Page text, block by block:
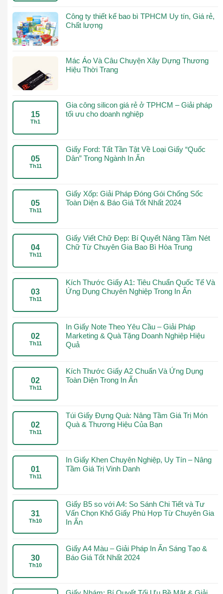
Công ty thiết kế bao bì TPHCM Uy tín, Giá rẻ,
Chất lượng
Mác Áo Và Câu Chuyện Xây Dựng Thương
Hiệu Thời Trang
15
Th1
Gia công silicon giá rẻ ở TPHCM – Giải pháp
tối ưu cho doanh nghiệp
05
Th11
Giấy Ford: Tất Tần Tật Về Loại Giấy “Quốc
Dân” Trong Ngành In Ấn
05
Th11
Giấy Xốp: Giải Pháp Đóng Gói Chống Sốc
Toàn Diện & Báo Giá Tốt Nhất 2024
04
Th11
Giấy Viết Chữ Đẹp: Bí Quyết Nâng Tầm Nét
Chữ Từ Chuyên Gia Bao Bì Hòa Trung
03
Th11
Kích Thước Giấy A1: Tiêu Chuẩn Quốc Tế Và
Ứng Dụng Chuyên Nghiệp Trong In Ấn
02
Th11
In Giấy Note Theo Yêu Cầu – Giải Pháp
Marketing & Quà Tặng Doanh Nghiệp Hiệu
Quả
02
Th11
Kích Thước Giấy A2 Chuẩn Và Ứng Dụng
Toàn Diện Trong In Ấn
02
Th11
Túi Giấy Đựng Quà: Nâng Tầm Giá Trị Món
Quà & Thương Hiệu Của Bạn
01
Th11
In Giấy Khen Chuyên Nghiệp, Uy Tín – Nâng
Tầm Giá Trị Vinh Danh
31
Th10
Giấy B5 so với A4: So Sánh Chi Tiết và Tư
Vấn Chọn Khổ Giấy Phù Hợp Từ Chuyên Gia
In Ấn
30
Th10
Giấy A4 Màu – Giải Pháp In Ấn Sáng Tạo &
Báo Giá Tốt Nhất 2024